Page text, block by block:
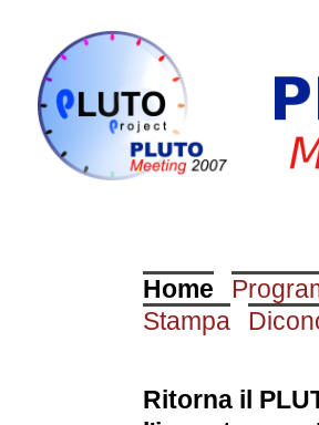
Home
Stampa
Ritorna il